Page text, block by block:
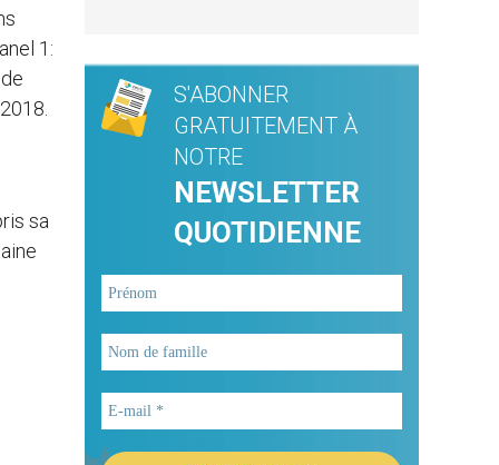
1:
sa
S'ABONNER
GRATUITEMENT À
NOTRE
NEWSLETTER
QUOTIDIENNE